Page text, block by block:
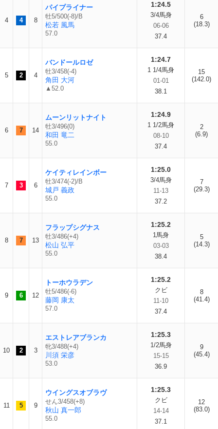
4 4 8
パイプライナー
牡5/500(-8)/B
松若 風馬
57.0
1:24.5
3/4馬身
06-06
37.4
6
(18.3)
5 2 4
バンドールロゼ
牡3/458(-4)
角田 大河
▲52.0
1:24.7
1 1/4馬身
01-01
38.1
15
(142.0)
6 7 14
ムーンリットナイト
牡3/496(0)
和田 竜二
55.0
1:24.9
1 1/2馬身
08-10
37.4
2
(6.9)
7 3 6
ケイティレインボー
牡3/474(-2)/B
城戸 義政
55.0
1:25.0
3/4馬身
11-13
37.2
7
(29.3)
8 7 13
フラップシグナス
牡3/486(+4)
松山 弘平
55.0
1:25.2
1馬身
03-03
38.4
5
(14.3)
9 6 12
トーホウラデン
牡5/486(-6)
藤岡 康太
57.0
1:25.2
クビ
11-10
37.4
8
(41.4)
10 2 3
エストレアブランカ
牝3/488(+4)
川須 栄彦
53.0
1:25.3
1/2馬身
15-15
36.9
9
(45.4)
11 5 9
ウイングスオブラヴ
せん3/458(+8)
秋山 真一郎
55.0
1:25.3
クビ
14-14
37.1
12
(83.0)